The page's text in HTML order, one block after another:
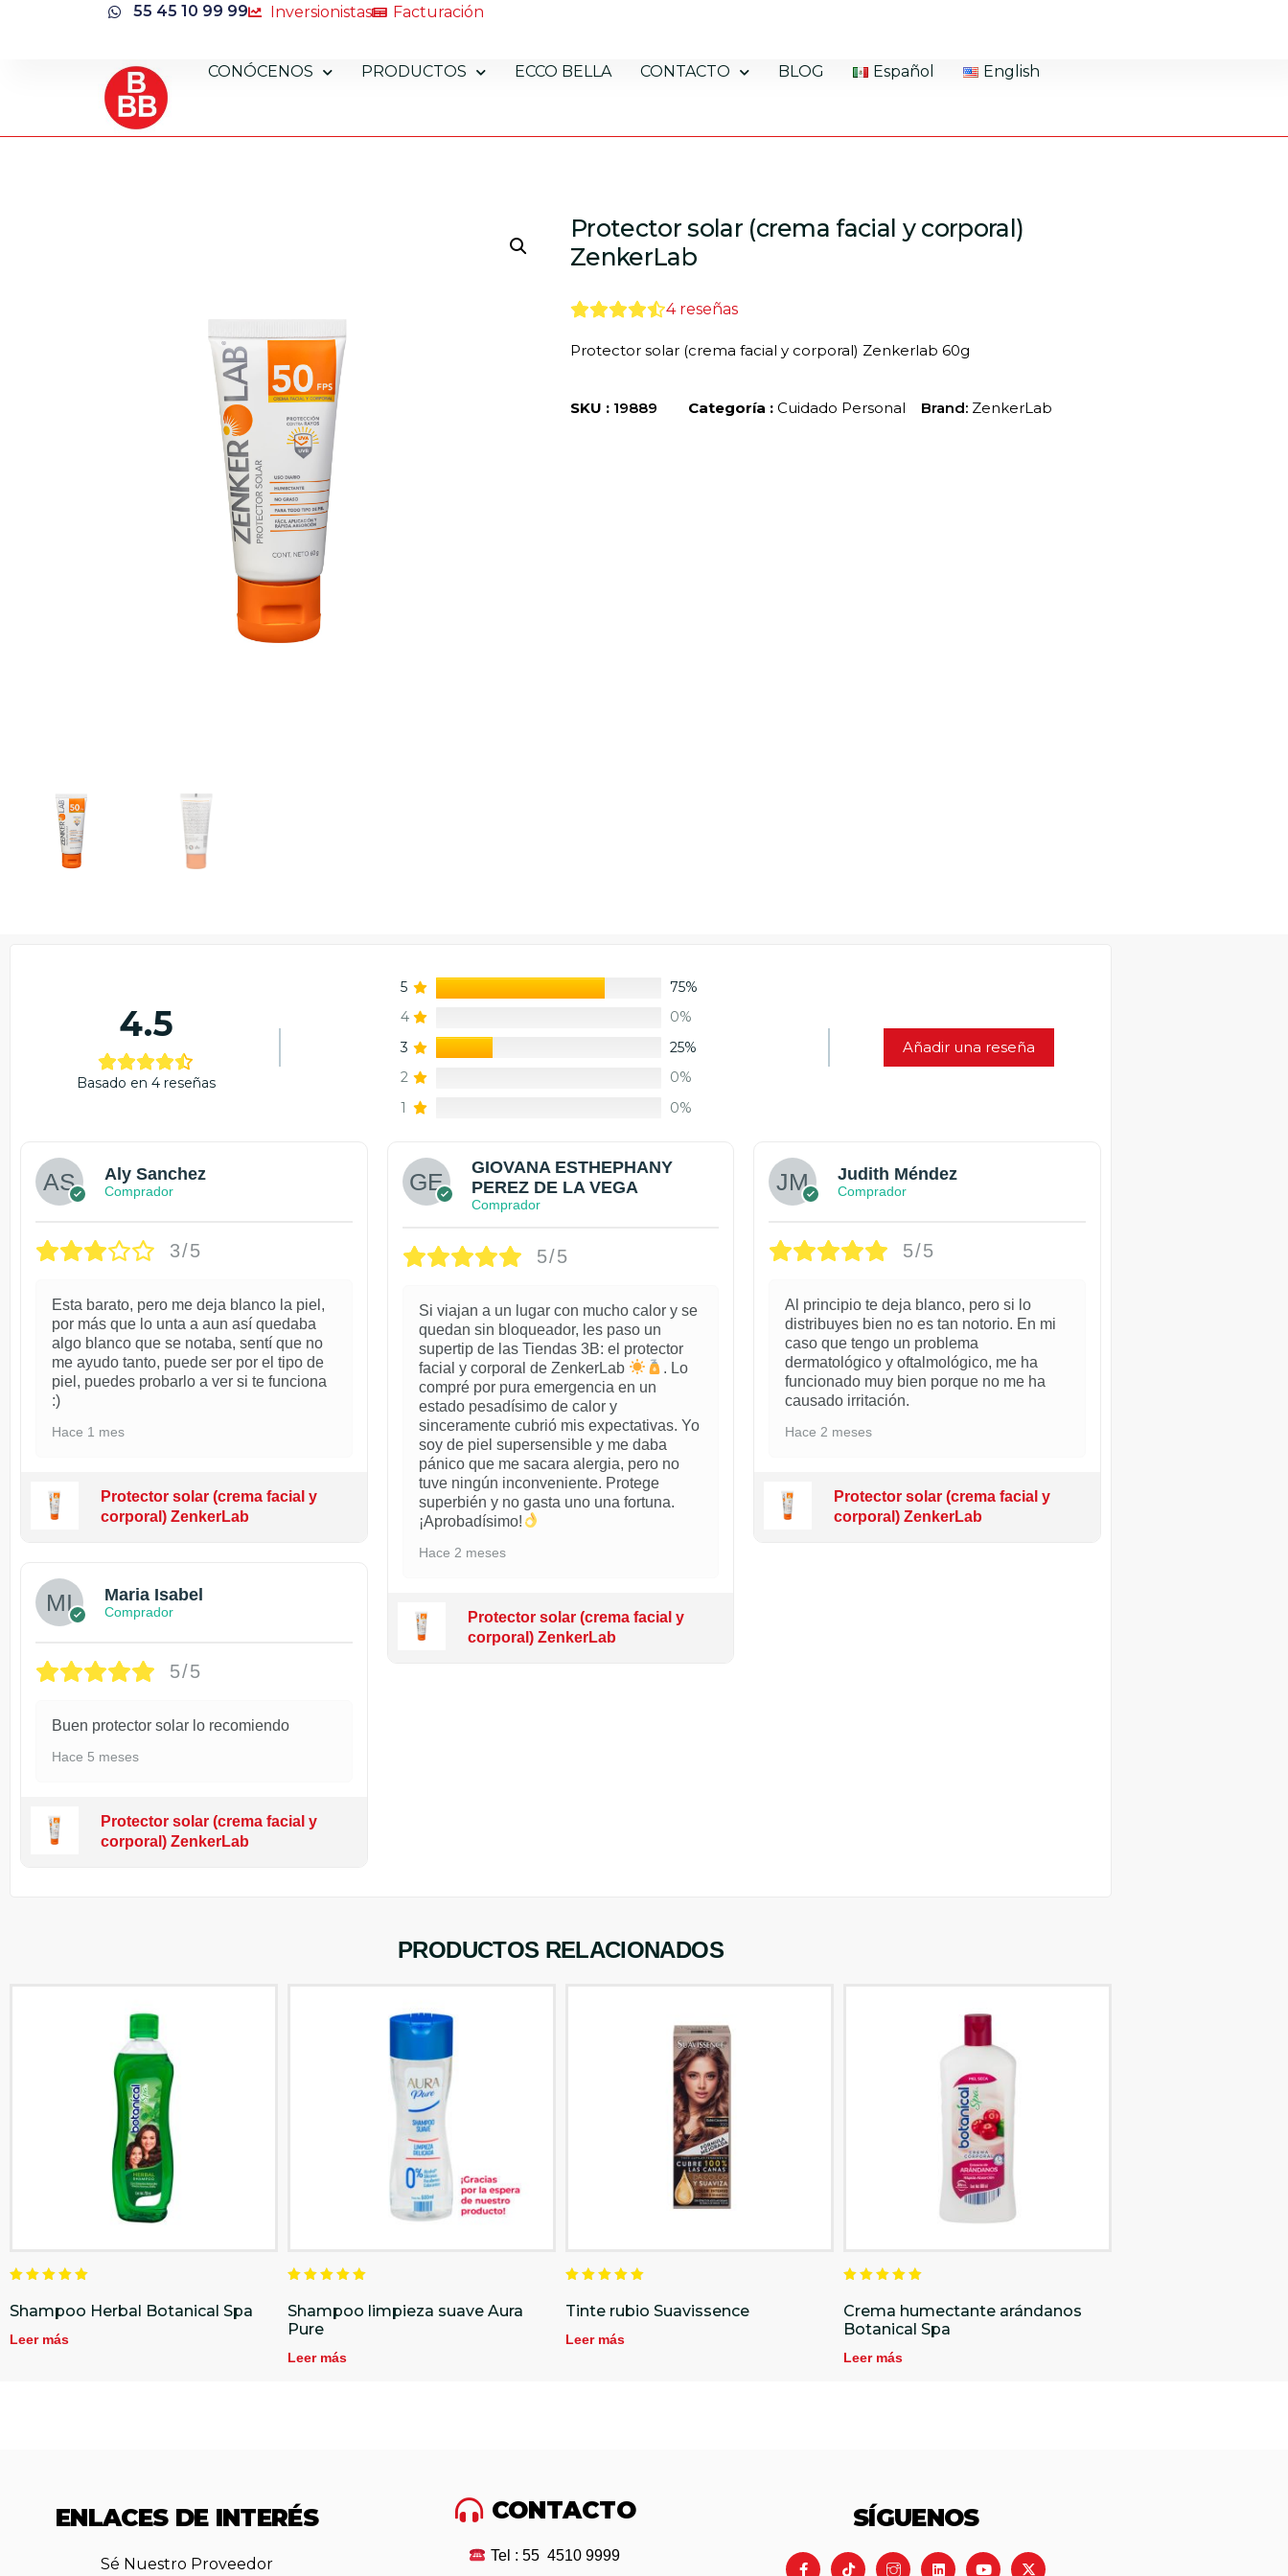
55 45 10 99 99 Inversionistas Facturación
CONÓCENOS PRODUCTOS ECCO BELLA CONTACTO BLOG Español English
Protector solar (crema facial y corporal)
ZenkerLab
4reseñas
Protector solar (crema facial y corporal) Zenkerlab 60g
SKU : 19889 Categoría : Cuidado Personal Brand: ZenkerLab
4.5
Basado en 4 reseñas
5
75%
4
0%
3
25%
2
0%
1
0%
Añadir una reseña
Aly Sanchez
Comprador
3/5
Esta barato, pero me deja blanco la piel,
por más que lo unta a aun así quedaba
algo blanco que se notaba, sentí que no
me ayudo tanto, puede ser por el tipo de
piel, puedes probarlo a ver si te funciona
:)
Hace 1 mes
Protector solar (crema facial y
corporal) ZenkerLab
Maria Isabel
Comprador
5/5
Buen protector solar lo recomiendo
Hace 5 meses
Protector solar (crema facial y
corporal) ZenkerLab
GIOVANA ESTHEPHANY
PEREZ DE LA VEGA
Comprador
5/5
Si viajan a un lugar con mucho calor y se
quedan sin bloqueador, les paso un
supertip de las Tiendas 3B: el protector
facial y corporal de ZenkerLab
. Lo
compré por pura emergencia en un
estado pesadísimo de calor y
sinceramente cubrió mis expectativas. Yo
soy de piel supersensible y me daba
pánico que me sacara alergia, pero no
tuve ningún inconveniente. Protege
superbién y no gasta uno una fortuna.
¡Aprobadísimo!
Hace 2 meses
Protector solar (crema facial y
corporal) ZenkerLab
Judith Méndez
Comprador
5/5
Al principio te deja blanco, pero si lo
distribuyes bien no es tan notorio. En mi
caso que tengo un problema
dermatológico y oftalmológico, me ha
funcionado muy bien porque no me ha
causado irritación.
Hace 2 meses
Protector solar (crema facial y
corporal) ZenkerLab
PRODUCTOS RELACIONADOS
en
5.00
Shampoo Herbal Botanical Spa
Leer más
en
5.00
de 5
Shampoo limpieza suave Aura
Pure
Leer más
en
5.00
Tinte rubio Suavissence
Leer más
en
5.00
de 5
Crema humectante arándanos
Botanical Spa
Leer más
ENLACES DE INTERÉS
Sé Nuestro Proveedor
CONTACTO
Tel : 55 4510 9999
SÍGUENOS